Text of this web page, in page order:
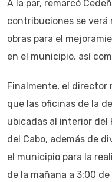
A la par, remarcó
contribuciones se verá
obras para el
en el municipio, así
Finalmente, el director
que las oficinas de la
ubicadas al interior del
del Cabo, además de
el municipio para la
de la mañana a 3:00